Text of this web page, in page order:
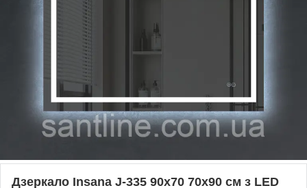
Дзеркало Insana J-335 90x70 70х90 см з LED